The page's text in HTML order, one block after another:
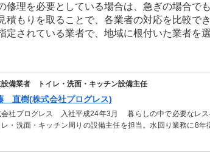
修理を必要としている場合は、急ぎの場合で
積もりを取ることで、各業者の対応を比較で
定されている業者で、地域に根付いた業者を
設備業者 トイレ・洗面・キッチン設備主任
直樹(株式会社プログレス)
会社プログレス 入社平成24年3月 暮らしの中で必要なレス
レ・洗面・キッチン周りの設備主任を担当。水回り業務に8